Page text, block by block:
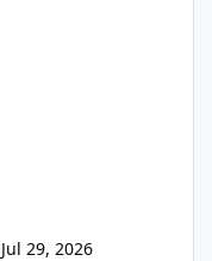
Jul 29, 2026